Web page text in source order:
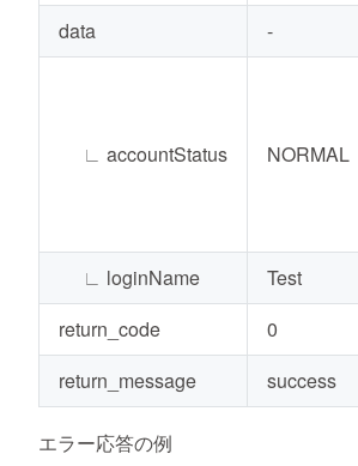
data
-
∟ accountStatus NORMAL
∟ loginName Test
return_code
0
return_message
success
エラー応答の例